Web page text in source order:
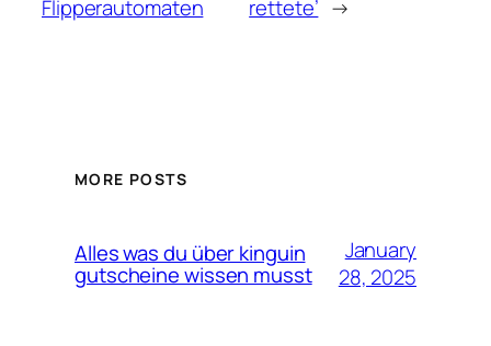
Flipperautomaten rettete’ →
MORE POSTS
Alles was du über kinguin
gutscheine wissen musst
January
28, 2025